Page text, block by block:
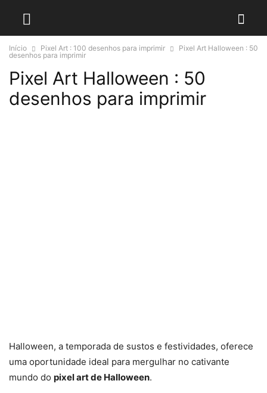
Início Pixel Art : 100 desenhos para imprimir
Pixel Art Halloween : 50
desenhos para imprimir
Pixel Art Halloween : 50
desenhos para imprimir
Halloween, a temporada de sustos e festividades, oferece
uma oportunidade ideal para mergulhar no cativante
mundo do pixel art de Halloween.